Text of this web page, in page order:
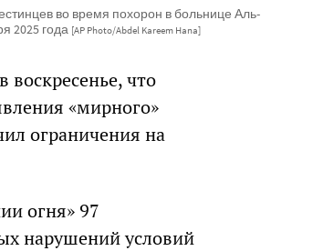
во время похорон в больнице Аль-
2025 года [AP Photo/Abdel Kareem Hana]
воскресенье, что
«мирного»
ограничения на
огня» 97
нарушений условий